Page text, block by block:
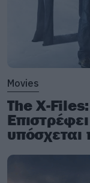
Movies
The X-
υπόσχεται